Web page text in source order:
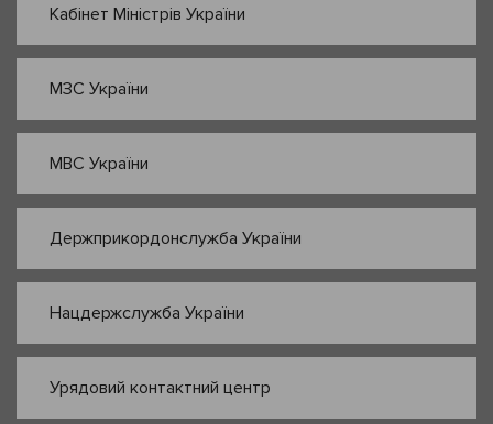
Кабінет Міністрів України
МЗС України
МВС України
Держприкордонслужба України
Нацдержслужба України
Урядовий контактний центр